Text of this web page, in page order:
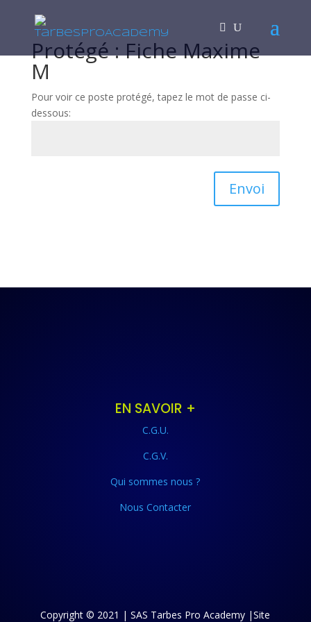
Protégé : Fiche Maxime
M
Pour voir ce poste protégé, tapez le mot de passe ci-
dessous:
Envoi
EN SAVOIR +
C.G.U.
C.G.V.
Qui sommes nous ?
Nous Contacter
Copyright © 2021 | SAS Tarbes Pro Academy |Site